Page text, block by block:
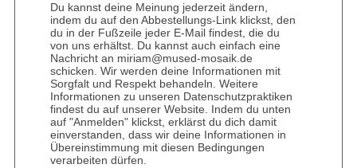
Du kannst deine Meinung jederzeit ändern,
indem du auf den Abbestellungs-Link klickst, den
du in der Fußzeile jeder E-Mail findest, die du
von uns erhältst. Du kannst auch einfach eine
Nachricht an miriam@mused-mosaik.de
schicken. Wir werden deine Informationen mit
Sorgfalt und Respekt behandeln. Weitere
Informationen zu unseren Datenschutzpraktiken
findest du auf unserer Website. Indem du unten
auf "Anmelden" klickst, erklärst du dich damit
einverstanden, dass wir deine Informationen in
Übereinstimmung mit diesen Bedingungen
verarbeiten dürfen.